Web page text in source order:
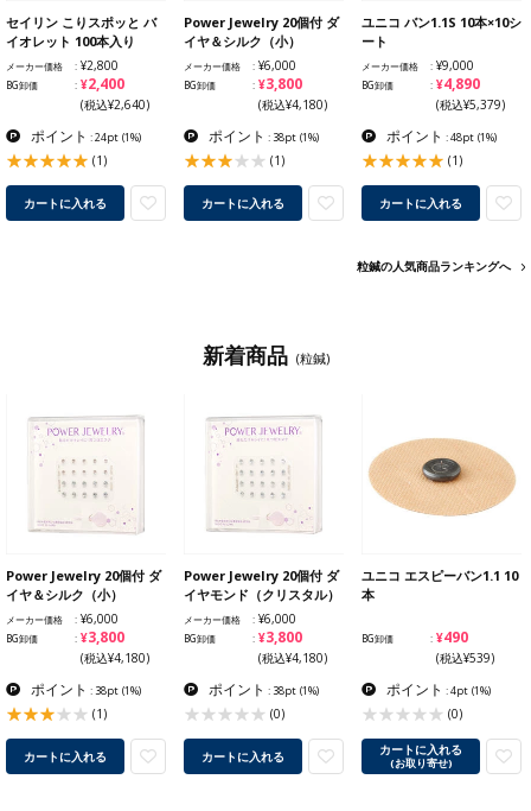
セイリン こりスポッと バ
イオレット 100本入り
メーカー価格 ¥2,800
BG卸価 ¥2,400
(税込¥2,640)
ポイント : 24pt (1%)
(1)
カートに入れる
Power Jewelry 20個付 ダ
イヤ＆シルク（小）
メーカー価格 ¥6,000
BG卸価 ¥3,800
(税込¥4,180)
ポイント : 38pt (1%)
(1)
カートに入れる
ユニコ バン1.1S 10本×10シ
ート
メーカー価格 ¥9,000
BG卸価 ¥4,890
(税込¥5,379)
ポイント : 48pt (1%)
(1)
カートに入れる
粒鍼の人気商品ランキングへ
新着商品 (粒鍼)
Power Jewelry 20個付 ダ
イヤ＆シルク（小）
メーカー価格 ¥6,000
BG卸価 ¥3,800
(税込¥4,180)
ポイント : 38pt (1%)
(1)
カートに入れる
Power Jewelry 20個付 ダ
イヤモンド（クリスタル）
メーカー価格 ¥6,000
BG卸価 ¥3,800
(税込¥4,180)
ポイント : 38pt (1%)
(0)
カートに入れる
ユニコ エスピーバン1.1 10
本
BG卸価 ¥490
(税込¥539)
ポイント : 4pt (1%)
(0)
カートに入れる
(お取り寄せ)